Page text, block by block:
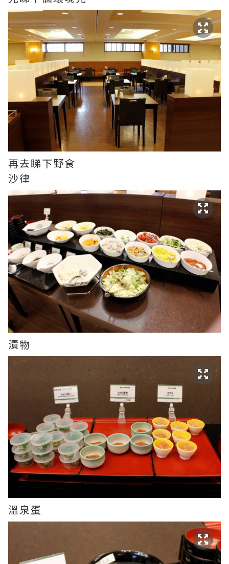
再去睇下野食
沙律
漬物
溫泉蛋